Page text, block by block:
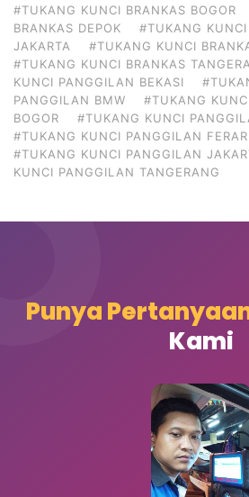
#TUKANG KUNCI BRANKAS BOGOR
BRANKAS DEPOK
#TUKANG KUNCI
JAKARTA
#TUKANG KUNCI
#TUKANG KUNCI BRANKAS
KUNCI PANGGILAN BEKASI
PANGGILAN BMW
#TUKANG
BOGOR
#TUKANG KUNCI
#TUKANG KUNCI PANGGILAN
#TUKANG KUNCI PANGGILAN
KUNCI PANGGILAN TANGERANG
Punya
Kami